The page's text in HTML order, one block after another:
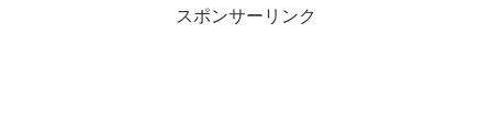
スポンサーリンク